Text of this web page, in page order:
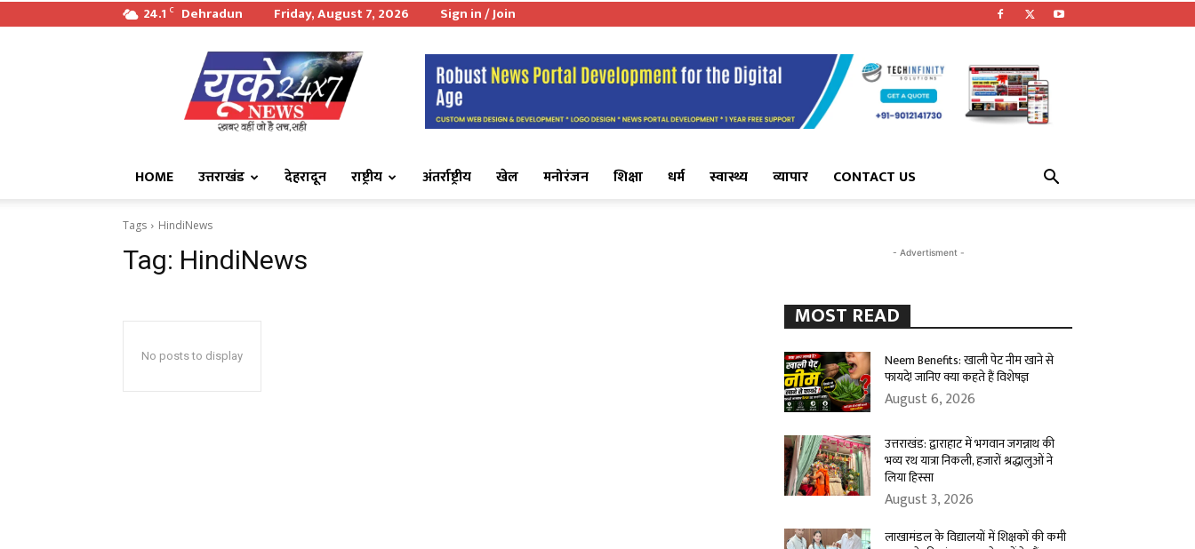
24.1 C Dehradun Friday, August 7, 2026 Sign in / Join
खबर
वही
जो
सच
HOME उत्तराखंड देहरादून राष्ट्रीय अंतर्राष्ट्रीय खेल मनोरंजन शिक्षा धर्म स्वास्थ्य व्यापार CONTACT US
Tags HindiNews
Tag: HindiNews
No posts to display
- Advertisment -
MOST READ
Neem Benefits: खाली पेट नीम खाने से
फायदे! जानिए क्या कहते हैं विशेषज्ञ
August 6, 2026
उत्तराखंड: द्वाराहाट में भगवान जगन्नाथ की
भव्य रथ यात्रा निकली, हजारों श्रद्धालुओं ने
लिया हिस्सा
August 3, 2026
लाखामंडल के विद्यालयों में शिक्षकों की कमी